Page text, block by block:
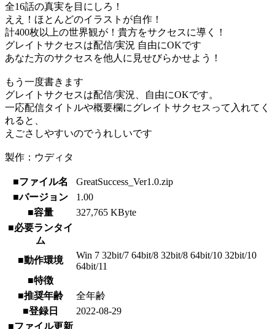
全16話の真実を目にしろ！
ええ！ほとんどのイラストが自作！
計400枚以上の世界観が！貴方をサクセスに導く！
グレイトサクセスは配信/実況 自由にOKです
あなた方のサクセスを他人に見せびらかせよう！
もう一度書きます
グレイトサクセスは配信/実況、自由にOKです。
一応配信タイトルや概要欄にグレイトサクセスって入れてく
れると、
えごさしやすいのでうれしいです
製作：ウディタ
■ファイル名
GreatSuccess_Ver1.0.zip
■バージョン
1.00
■容量
327,765 KByte
■必要ランタイ
ム
■動作環境
Win 7 32bit/7 64bit/8 32bit/8 64bit/10 32bit/10
64bit/11
■特徴
■推奨年齢
全年齢
■登録日
2022-08-29
■ファイル更新